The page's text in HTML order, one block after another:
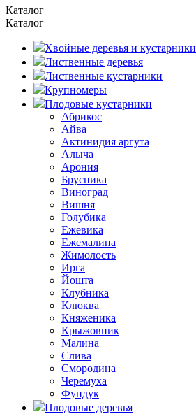
Каталог
Каталог
Хвойные деревья и кустарники
Лиственные деревья
Лиственные кустарники
Крупномеры
Плодовые кустарники
Абрикос
Айва
Актинидия аргута
Алыча
Арония
Брусника
Виноград
Вишня
Голубика
Ежевика
Ежемалина
Жимолость
Ирга
Йошта
Клубника
Клюква
Княженика
Крыжовник
Малина
Слива
Смородина
Черемуха
Фундук
Плодовые деревья